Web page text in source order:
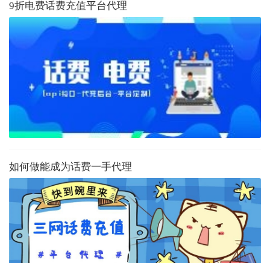
9折电费话费充值平台代理
如何做能成为话费一手代理